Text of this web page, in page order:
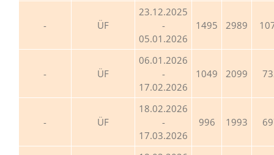
ÜF
23.12.2025
-
05.01.2026
1495 2989
ÜF
06.01.2026
-
17.02.2026
1049 2099
ÜF
18.02.2026
-
17.03.2026
996 1993